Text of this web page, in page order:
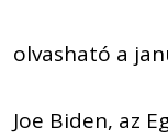
olvasható a
Joe Biden, az